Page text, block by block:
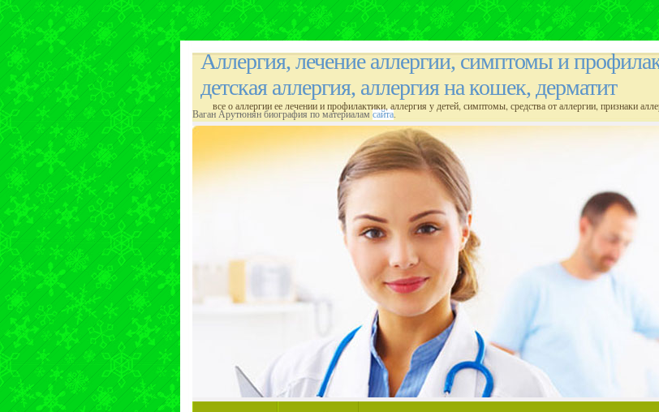
Аллергия, лечение аллергии, симптомы и
детская аллергия, аллергия на кошек, дерматит
все о аллергии ее лечении и профилактики, аллергия у детей, симптомы, средства от аллергии, признаки
Ваган Арутюнян биография по материалам сайта.